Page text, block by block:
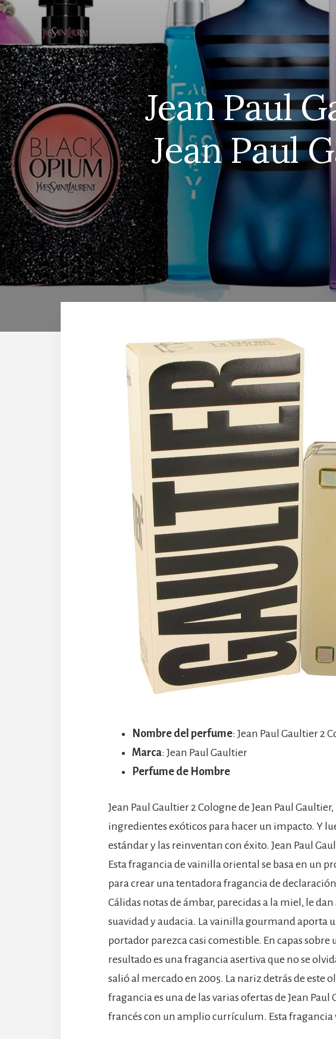
Jean Paul
Jean Paul
Nombre del perfume: Jean Paul Gaultier 2
Marca: Jean Paul Gaultier
Perfume de Hombre
Jean Paul Gaultier 2 Cologne de Jean Paul
ingredientes exóticos para hacer un impacto. Y
estándar y las reinventan con éxito. Jean Paul
Esta fragancia de vainilla oriental se basa en un
para crear una tentadora fragancia de
Cálidas notas de ámbar, parecidas a la miel, le
suavidad y audacia. La vainilla gourmand aporta
portador parezca casi comestible. En capas sobre
resultado es una fragancia asertiva que no se
salió al mercado en 2005. La nariz detrás de este
fragancia es una de las varias ofertas de Jean
francés con un amplio currículum. Esta fragancia